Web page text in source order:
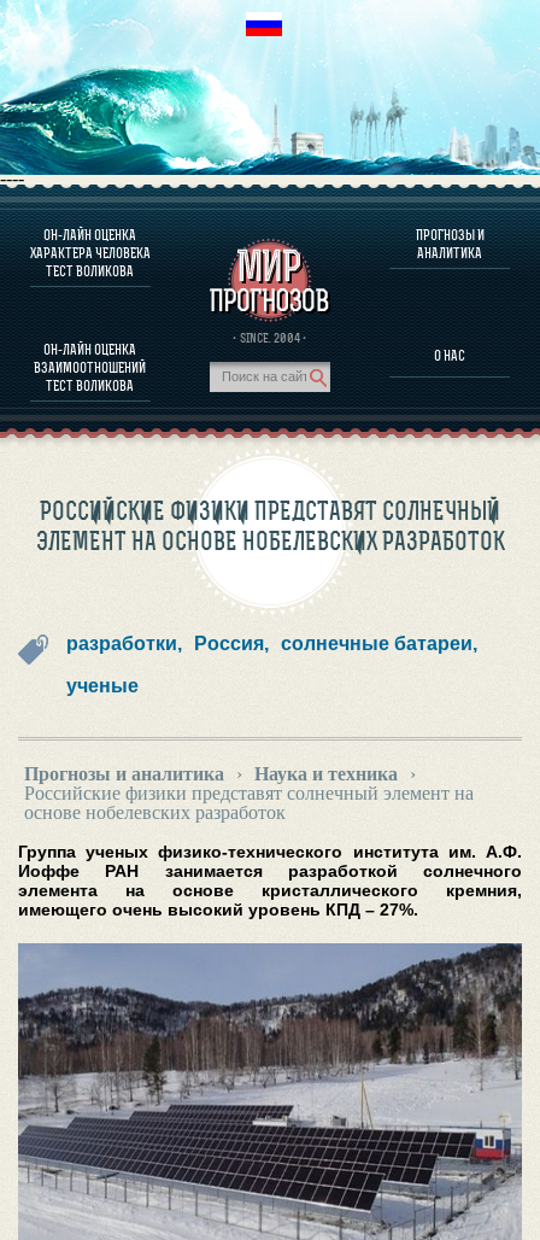
----
ОН-ЛАЙН ОЦЕНКА
ХАРАКТЕРА ЧЕЛОВЕКА
ТЕСТ ВОЛИКОВА
ОН-ЛАЙН ОЦЕНКА
ВЗАИМООТНОШЕНИЙ
ТЕСТ ВОЛИКОВА
· SINCE. 2004 ·
ПРОГНОЗЫ И
АНАЛИТИКА
О НАС
О ПРОГРАММЕ
ОЦЕНКА ХАРАКТЕРA ЧЕЛОВЕКА
ОЦЕНКА ХАРАКТЕРА ВЫДАЮЩИХСЯ ЛИЧНОСТЕЙ
О ПРОГРАММЕ
ПРОГНОЗЫ И АНАЛИТИКА
РОССИЙСКИЕ ФИЗИКИ ПРЕДСТАВЯТ СОЛНЕЧНЫЙ
ЭЛЕМЕНТ НА ОСНОВЕ НОБЕЛЕВСКИХ РАЗРАБОТОК
разработки, Россия, солнечные батареи,
ученые
Прогнозы и аналитика › Наука и техника
›
Российские физики представят солнечный элемент на
основе нобелевских разработок
Группа ученых физико-технического института им. А.Ф.
Иоффе РАН занимается разработкой солнечного
элемента на основе кристаллического кремния,
имеющего очень высокий уровень КПД – 27%.